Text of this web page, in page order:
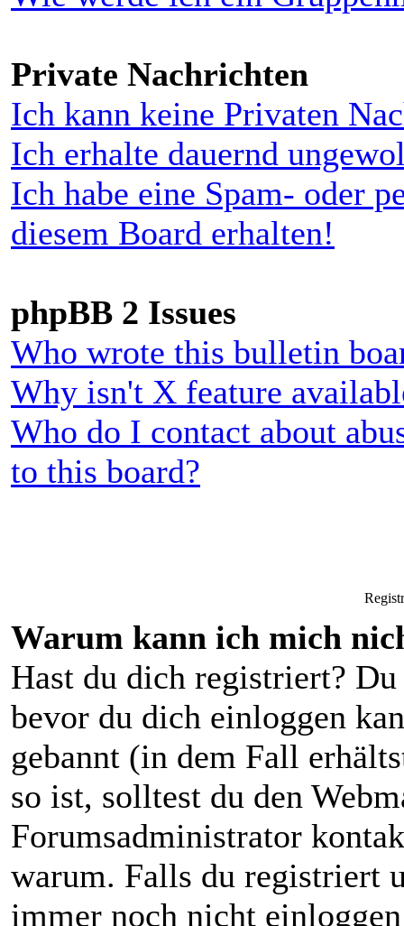
Private Nachrichten
Ich kann keine Privaten
Ich erhalte dauernd
Ich habe eine Spam- oder
diesem Board erhalten!
phpBB 2 Issues
Who wrote this bulletin
Why isn't X feature
Who do I contact about
to this board?
Warum kann ich mich
Hast du dich registriert?
bevor du dich einloggen
gebannt (in dem Fall
so ist, solltest du den
Forumsadministrator
warum. Falls du registriert
immer noch nicht